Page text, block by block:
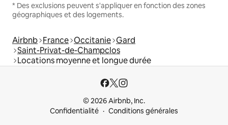
* Des exclusions peuvent s'appliquer en fonction des zones
géographiques et des logements.
Airbnb France Occitanie Gard
Saint-Privat-de-Champclos
Locations moyenne et longue durée
© 2026 Airbnb, Inc.
Confidentialité
Conditions générales